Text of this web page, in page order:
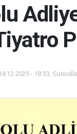
- 18:33,